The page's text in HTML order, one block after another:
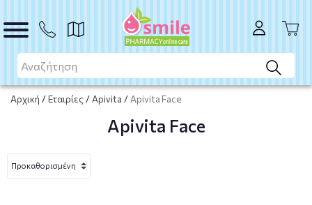
Αρχική /Εταιρίες / Apivita / Apivita Face
Apivita Face